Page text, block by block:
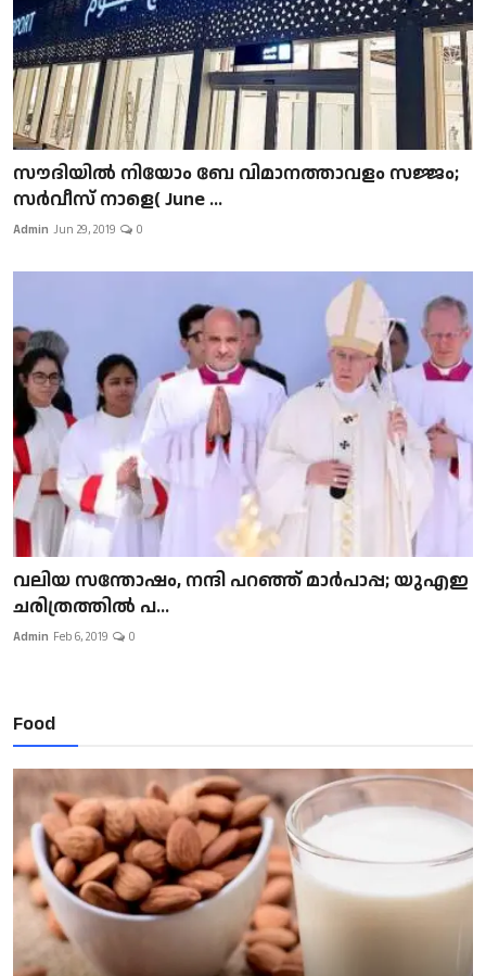
സൗദിയിൽ നിയോം ബേ വിമാനത്താവളം സജ്ജം;
സർവീസ് നാളെ( June ...
Admin Jun 29, 2019 0
വലിയ സന്തോഷം, നന്ദി പറഞ്ഞ് മാർപാപ്പ; യുഎഇ
ചരിത്രത്തിൽ പ...
Admin Feb 6, 2019 0
Food